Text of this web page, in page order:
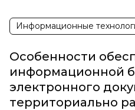
Информационные
Особенности
информационной
электронного
территориально